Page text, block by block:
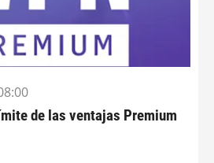
de las ventajas Premium